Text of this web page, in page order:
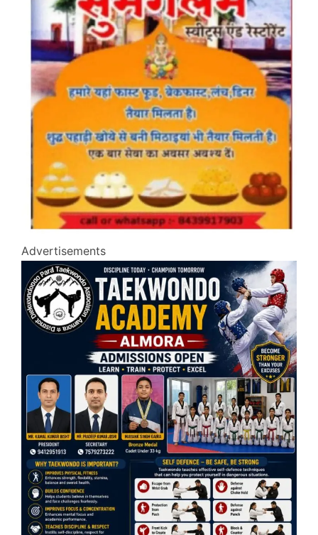
Advertisements